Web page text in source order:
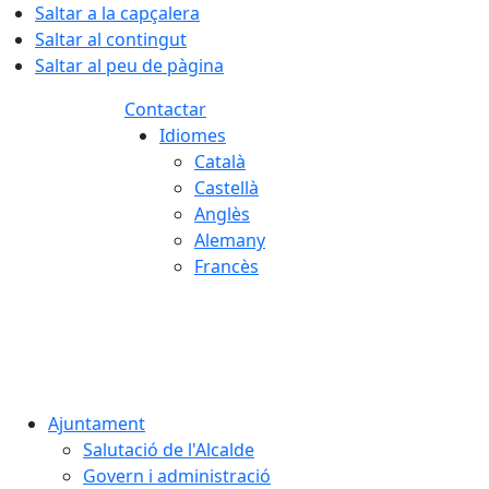
Saltar a la capçalera
Saltar al contingut
Saltar al peu de pàgina
Contactar
Idiomes
Català
Castellà
Anglès
Alemany
Francès
Ajuntament
Salutació de l'Alcalde
Govern i administració